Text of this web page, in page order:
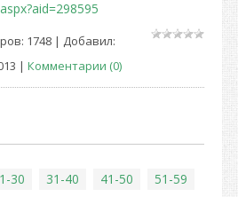
1748 | Добавил:
| Комментарии (0)
30 31-40 41-50 51-59